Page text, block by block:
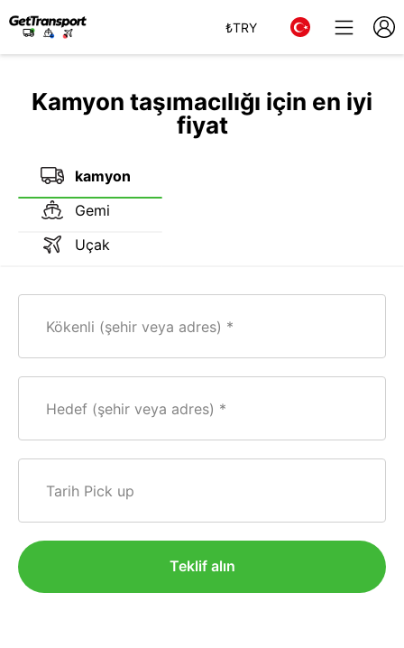
₺TRY
Kamyon taşımacılığı için en iyi
fiyat
kamyon
Gemi
Uçak
Kökenli (şehir veya adres)
Hedef (şehir veya adres)
Tarih Pick up
Teklif alın